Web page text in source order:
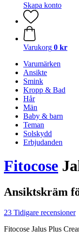
Skapa konto
Varukorg 0 kr
Varumärken
Ansikte
Smink
Kropp & Bad
Hår
Män
Baby & barn
Teman
Solskydd
Erbjudanden
Fitocose
Ansiktskräm
23 Tidigare recensioner
Fitocose Jalus Plus